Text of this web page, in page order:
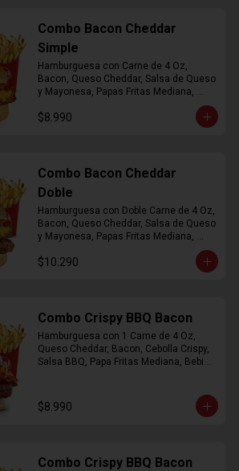
Combo Bacon Cheddar
Simple
Hamburguesa con Carne de 4 Oz,
Bacon, Queso Cheddar, Salsa de Queso
y Mayonesa, Papas Fritas Mediana,
$8.990
Combo Bacon Cheddar
Doble
Hamburguesa con Doble Carne de 4 Oz,
Bacon, Queso Cheddar, Salsa de Queso
y Mayonesa, Papas Fritas Mediana,
$10.290
Combo Crispy BBQ Bacon
Hamburguesa con 1 Carne de 4 Oz,
Queso Cheddar, Bacon, Cebolla Crispy,
Salsa BBQ, Papa Fritas Mediana, Bebida
$8.990
Combo Crispy BBQ Bacon